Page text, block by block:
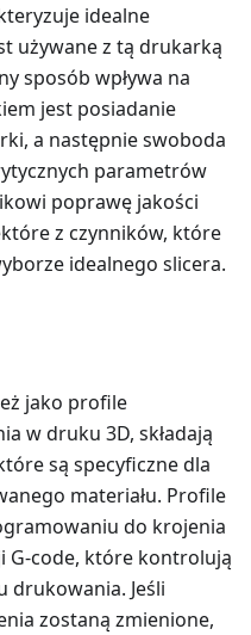
idealne
używane z tą drukarką
sposób wpływa na
jest posiadanie
a następnie swoboda
parametrów
poprawę jakości
z czynników, które
idealnego slicera.
jako profile
w druku 3D, składają
są specyficzne dla
materiału. Profile
do krojenia
G-code, które kontrolują
drukowania. Jeśli
zostaną zmienione,